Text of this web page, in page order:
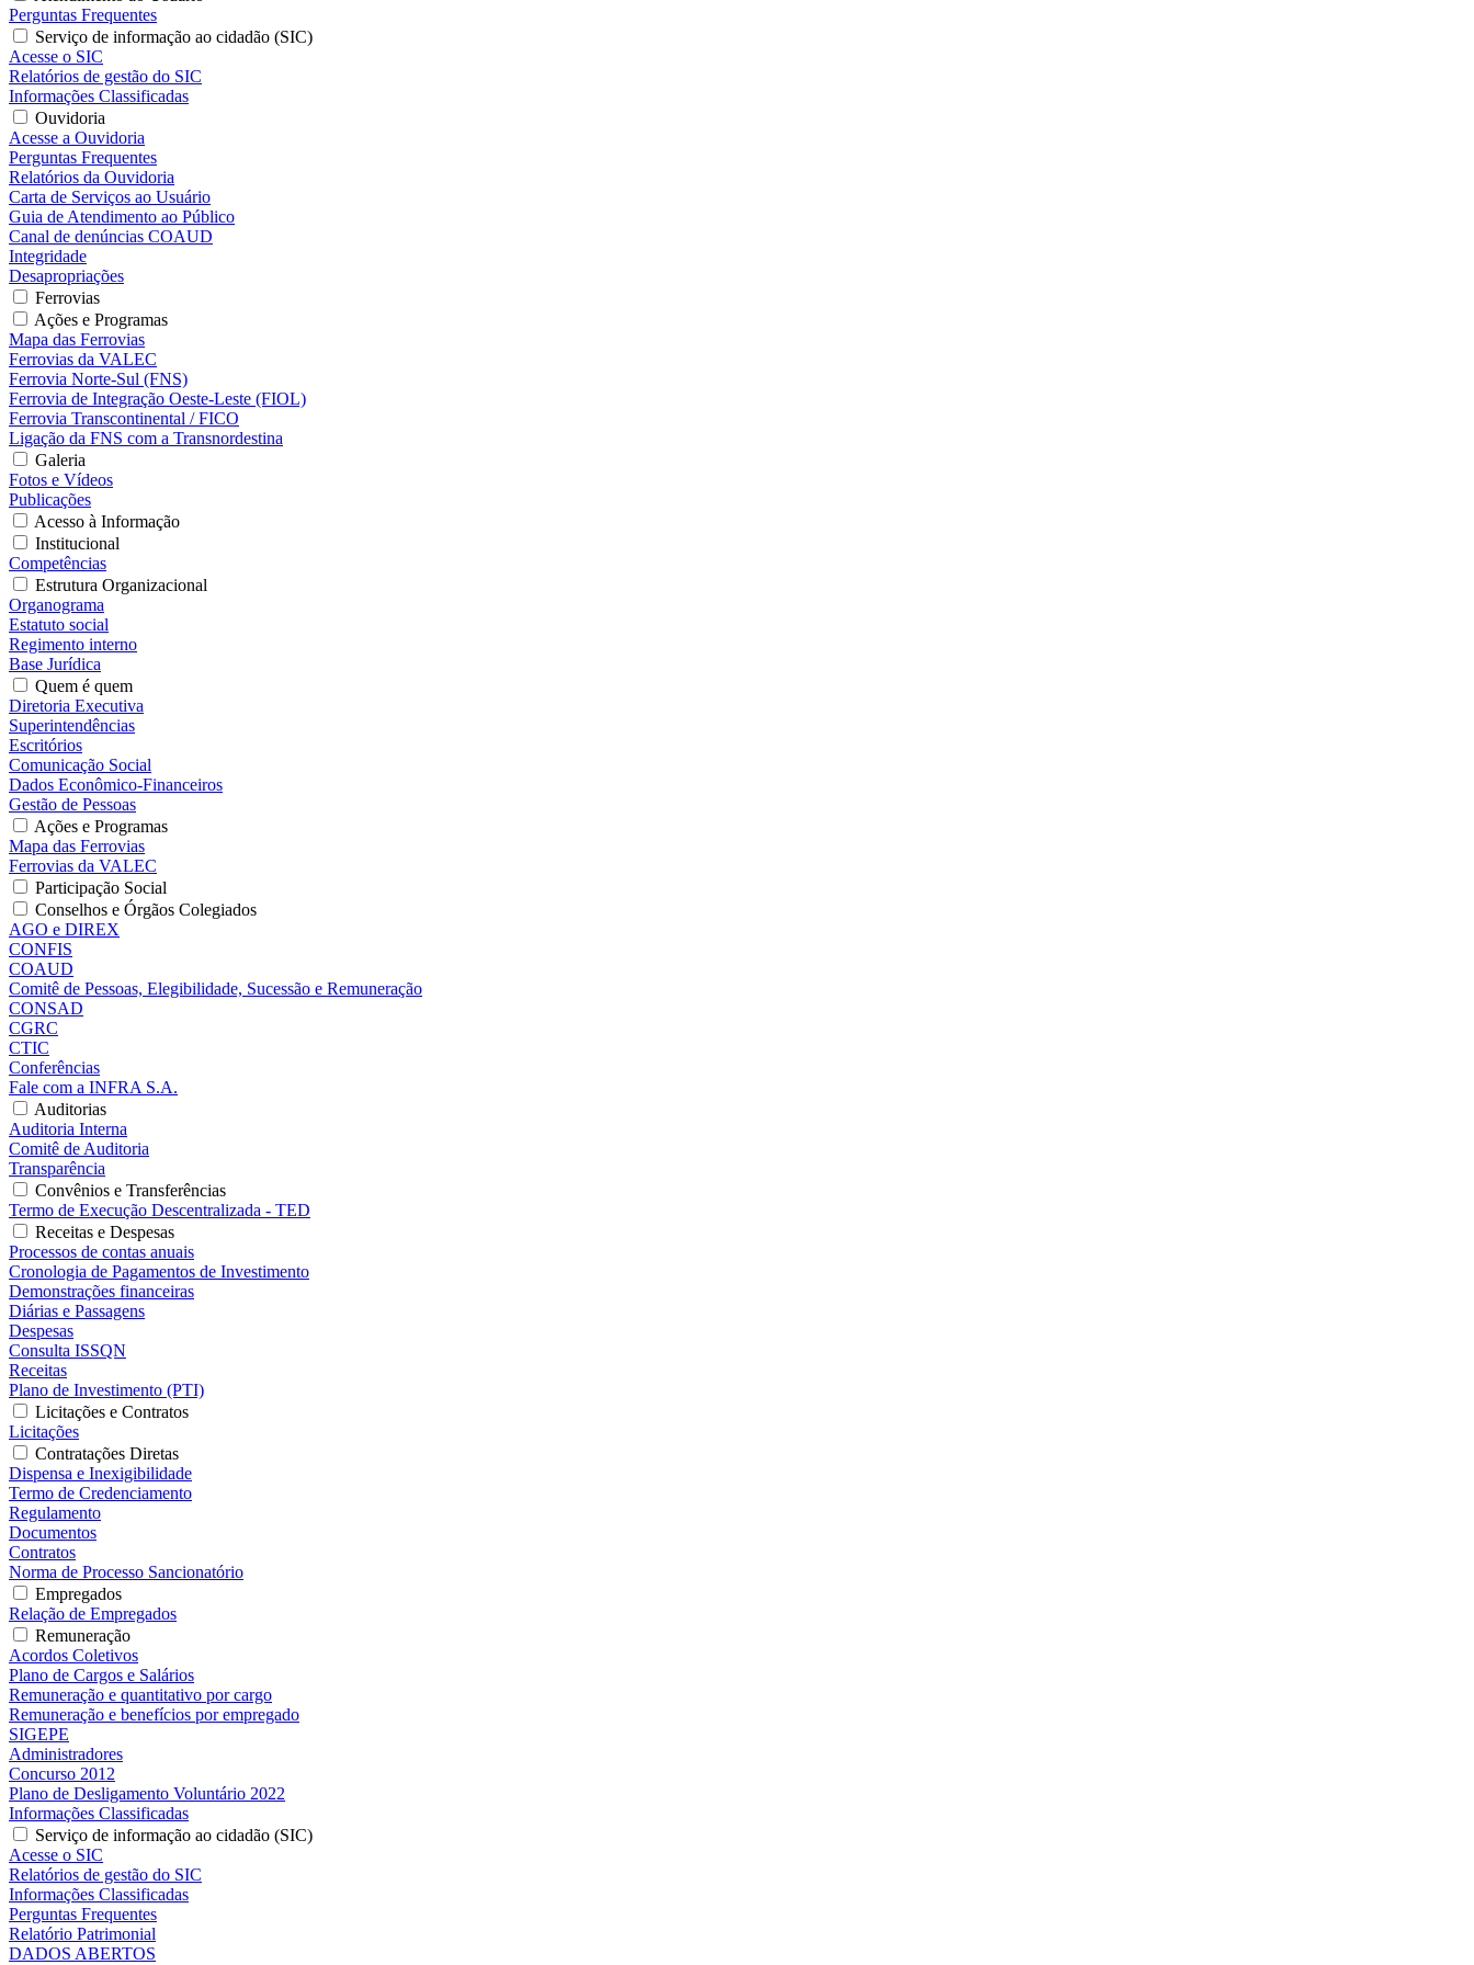
Perguntas Frequentes
Serviço de informação ao cidadão (SIC)
Acesse o SIC
Relatórios de gestão do SIC
Informações Classificadas
Ouvidoria
Acesse a Ouvidoria
Perguntas Frequentes
Relatórios da Ouvidoria
Carta de Serviços ao Usuário
Guia de Atendimento ao Público
Canal de denúncias COAUD
Integridade
Desapropriações
Ferrovias
Ações e Programas
Mapa das Ferrovias
Ferrovias da VALEC
Ferrovia Norte-Sul (FNS)
Ferrovia de Integração Oeste-Leste (FIOL)
Ferrovia Transcontinental / FICO
Ligação da FNS com a Transnordestina
Galeria
Fotos e Vídeos
Publicações
Acesso à Informação
Institucional
Competências
Estrutura Organizacional
Organograma
Estatuto social
Regimento interno
Base Jurídica
Quem é quem
Diretoria Executiva
Superintendências
Escritórios
Comunicação Social
Dados Econômico-Financeiros
Gestão de Pessoas
Ações e Programas
Mapa das Ferrovias
Ferrovias da VALEC
Participação Social
Conselhos e Órgãos Colegiados
AGO e DIREX
CONFIS
COAUD
Comitê de Pessoas, Elegibilidade, Sucessão e Remuneração
CONSAD
CGRC
CTIC
Conferências
Fale com a INFRA S.A.
Auditorias
Auditoria Interna
Comitê de Auditoria
Transparência
Convênios e Transferências
Termo de Execução Descentralizada - TED
Receitas e Despesas
Processos de contas anuais
Cronologia de Pagamentos de Investimento
Demonstrações financeiras
Diárias e Passagens
Despesas
Consulta ISSQN
Receitas
Plano de Investimento (PTI)
Licitações e Contratos
Licitações
Contratações Diretas
Dispensa e Inexigibilidade
Termo de Credenciamento
Regulamento
Documentos
Contratos
Norma de Processo Sancionatório
Empregados
Relação de Empregados
Remuneração
Acordos Coletivos
Plano de Cargos e Salários
Remuneração e quantitativo por cargo
Remuneração e benefícios por empregado
SIGEPE
Administradores
Concurso 2012
Plano de Desligamento Voluntário 2022
Informações Classificadas
Serviço de informação ao cidadão (SIC)
Acesse o SIC
Relatórios de gestão do SIC
Informações Classificadas
Perguntas Frequentes
Relatório Patrimonial
DADOS ABERTOS